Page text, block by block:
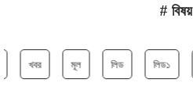
# বিষয়
খবর মূল লিড লিড১